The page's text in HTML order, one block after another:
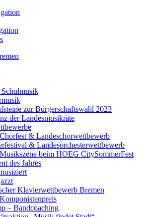
zur Bürgerschaftswahl 2023
der Landesmusikräte
& Landeschorwettbewerb
& Landesorchesterwettbewerb
beim HOEG CitySommerFest
des Jahres
Klavierwettbewerb Bremen
– Bandcoaching